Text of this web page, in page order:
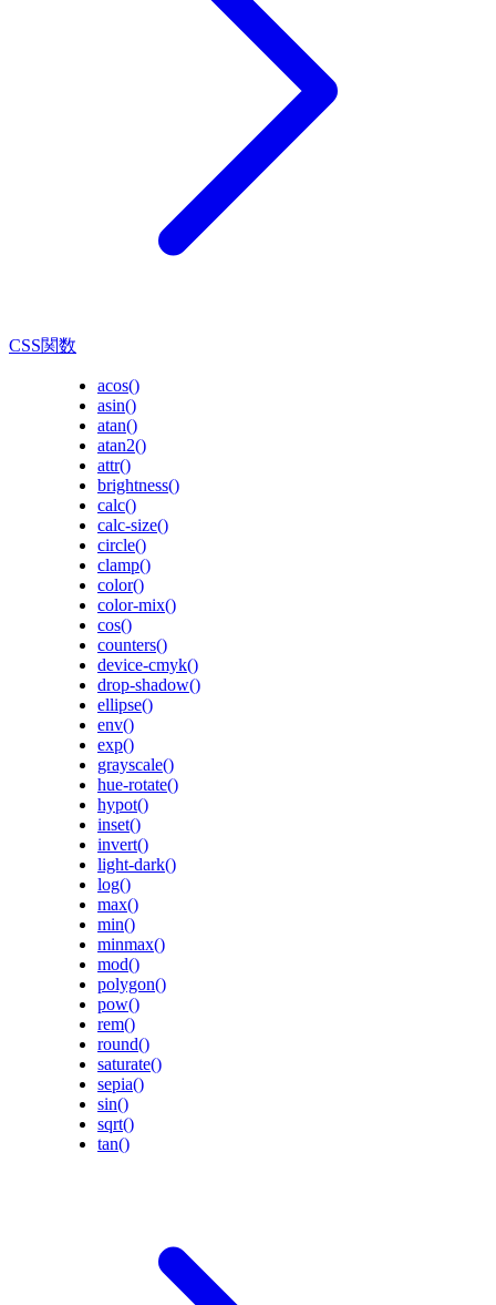
CSS関数
acos()
asin()
atan()
atan2()
attr()
brightness()
calc()
calc-size()
circle()
clamp()
color()
color-mix()
cos()
counters()
device-cmyk()
drop-shadow()
ellipse()
env()
exp()
grayscale()
hue-rotate()
hypot()
inset()
invert()
light-dark()
log()
max()
min()
minmax()
mod()
polygon()
pow()
rem()
round()
saturate()
sepia()
sin()
sqrt()
tan()